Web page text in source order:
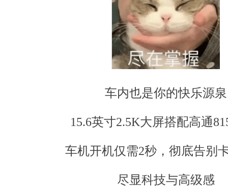
车内也是你的快乐源泉
15.6英寸2.5K大屏搭配高通
车机开机仅需2秒，彻底告别
尽显科技与高级感